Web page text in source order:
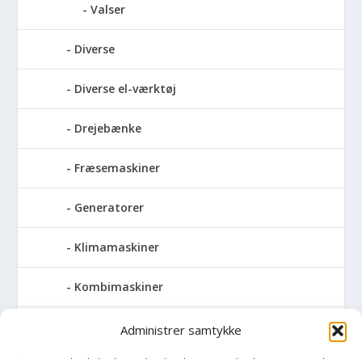
Administrer samtykke
Valser
Diverse
Diverse el-værktøj
Drejebænke
Fræsemaskiner
Generatorer
Klimamaskiner
Kombimaskiner
Kompressor